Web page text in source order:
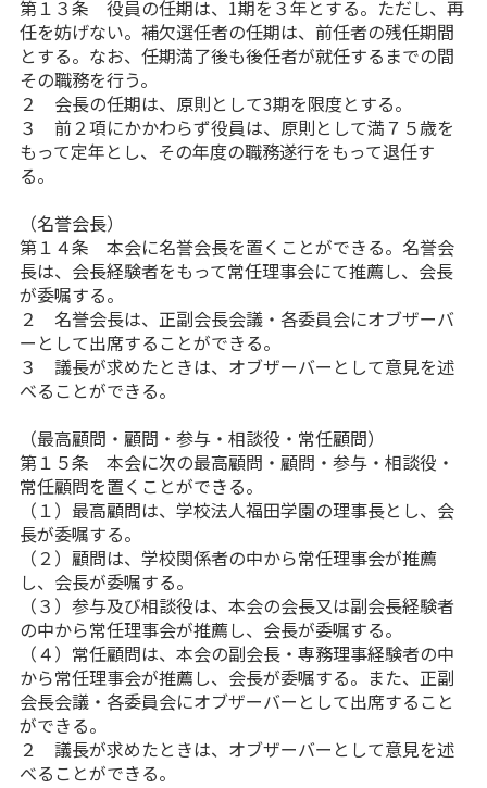
第１３条 役員の任期は、1期を３年とする。ただし、再
任を妨げない。補欠選任者の任期は、前任者の残任期間
とする。なお、任期満了後も後任者が就任するまでの間
その職務を行う。
２ 会長の任期は、原則として3期を限度とする。
３ 前２項にかかわらず役員は、原則として満７５歳を
もって定年とし、その年度の職務遂行をもって退任す
る。
（名誉会長）
第１４条 本会に名誉会長を置くことができる。名誉会
長は、会長経験者をもって常任理事会にて推薦し、会長
が委嘱する。
２ 名誉会長は、正副会長会議・各委員会にオブザーバ
ーとして出席することができる。
３ 議長が求めたときは、オブザーバーとして意見を述
べることができる。
（最高顧問・顧問・参与・相談役・常任顧問）
第１５条 本会に次の最高顧問・顧問・参与・相談役・
常任顧問を置くことができる。
（１）最高顧問は、学校法人福田学園の理事長とし、会
長が委嘱する。
（２）顧問は、学校関係者の中から常任理事会が推薦
し、会長が委嘱する。
（３）参与及び相談役は、本会の会長又は副会長経験者
の中から常任理事会が推薦し、会長が委嘱する。
（４）常任顧問は、本会の副会長・専務理事経験者の中
から常任理事会が推薦し、会長が委嘱する。また、正副
会長会議・各委員会にオブザーバーとして出席すること
ができる。
２ 議長が求めたときは、オブザーバーとして意見を述
べることができる。